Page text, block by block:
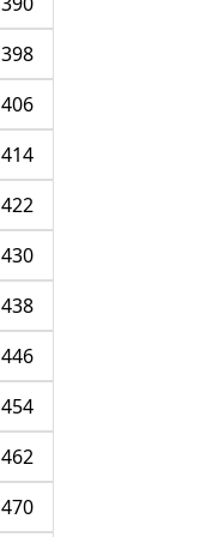
398
406
414
422
430
438
446
454
462
470